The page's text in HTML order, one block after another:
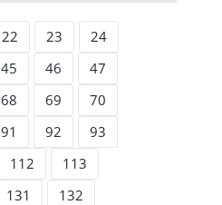
22 23
24
45 46
47
68 69
70
91 92
93
112
113
131
132